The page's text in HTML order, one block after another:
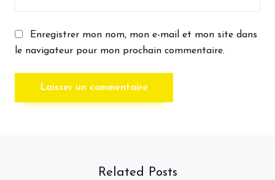
Enregistrer mon nom, mon e-mail et mon site dans
le navigateur pour mon prochain commentaire.
Related Posts